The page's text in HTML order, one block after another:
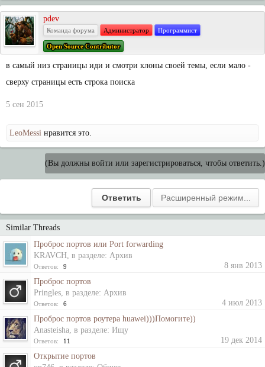
pdev
Команда форума Администратор Программист
Open Source Contributor
в самый низ страницы иди и смотри клоны своей темы, если мало -
сверху страницы есть строка поиска
5 сен 2015
LeoMessi нравится это.
(Вы должны войти или зарегистрироваться, чтобы ответить.)
Similar Threads
Проброс портов или Port forwarding
KRAVCH , в разделе: Архив
Ответов: 9
8 янв 2013
Проброс портов
Pringles , в разделе: Архив
Ответов: 6
4 июл 2013
Проброс портов роутера huawei)))Помогите))
Anasteisha , в разделе: Ищу
Ответов: 11
19 дек 2014
Открытие портов